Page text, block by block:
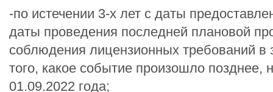
-по истечении 3-х лет с даты
даты проведения последней плановой
соблюдения лицензионных требований в
того, какое событие произошло позднее,
01.09.2022 года;